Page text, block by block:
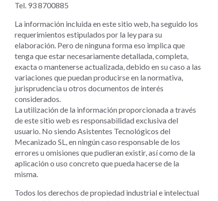
Tel. 93 8700885
La información incluida en este sitio web, ha seguido los
requerimientos estipulados por la ley para su
elaboración. Pero de ninguna forma eso implica que
tenga que estar necesariamente detallada, completa,
exacta o mantenerse actualizada, debido en su caso a las
variaciones que puedan producirse en la normativa,
jurisprudencia u otros documentos de interés
considerados.
La utilización de la información proporcionada a través
de este sitio web es responsabilidad exclusiva del
usuario. No siendo Asistentes Tecnológicos del
Mecanizado SL, en ningún caso responsable de los
errores u omisiones que pudieran existir, así como de la
aplicación o uso concreto que pueda hacerse de la
misma.
Todos los derechos de propiedad industrial e intelectual